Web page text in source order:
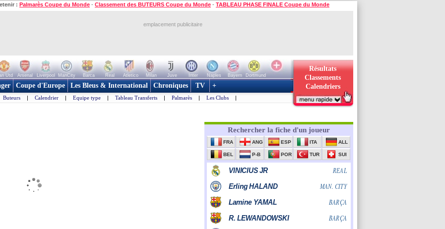
: Palmarès Coupe du Monde - Classement des BUTEURS Coupe du Monde - TABLEAU PHASE FINALE Coupe du Monde
emplacement publicitaire
Utd Arsenal Liverpool ManCity Barca Real Atletico Milan Juve Inter Naples Bayern
Dortmund
Résultats
Classements
Calendriers
Coupe d'Europe Les Bleus & International Chroniques TV +
Buteurs | Calendrier | Equipe type | Tableau Transferts | Palmarès | Les Clubs |